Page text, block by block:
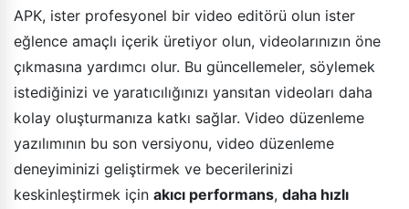
APK, ister profesyonel bir video editörü olun ister
eğlence amaçlı içerik üretiyor olun, videolarınızın öne
çıkmasına yardımcı olur. Bu güncellemeler, söylemek
istediğinizi ve yaratıcılığınızı yansıtan videoları daha
kolay oluşturmanıza katkı sağlar. Video düzenleme
yazılımının bu son versiyonu, video düzenleme
deneyiminizi geliştirmek ve becerilerinizi
keskinleştirmek için akıcı performans, daha hızlı